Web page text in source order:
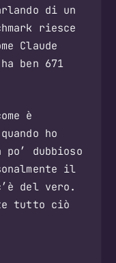
di un
riesce
Claude
ben 671
è
ho
dubbioso
il
del vero.
tutto ciò